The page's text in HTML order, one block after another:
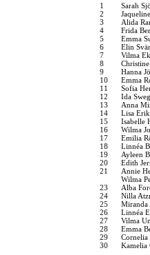
1 Sarah
2
3
Alida
4
Frida
5
Emma
6
Elin
7
Vilma
8
9
Hanna
10
Emma
11
Sofia
12
Ida
13
Anna
14
Lisa
15
Isabelle
16
Wilma
17
Emilia
18
Linnéa
19
Ayleen
20
Edith
21
Annie
Wilma
23
Alba
24
Nilla
25
Miranda
26
Linnéa
27
Vilma
28
Emma
29
Cornelia
30
Kamelia